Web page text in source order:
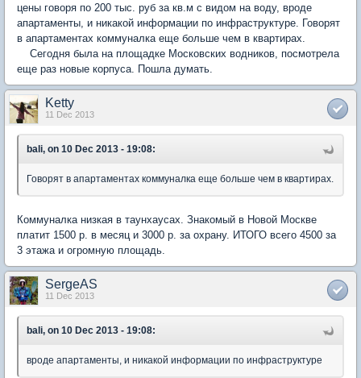
цены говоря по 200 тыс. руб за кв.м с видом на воду, вроде
апартаменты, и никакой информации по инфраструктуре. Говорят
в апартаментах коммуналка еще больше чем в квартирах.
Сегодня была на площадке Московских водников, посмотрела
еще раз новые корпуса. Пошла думать.
Ketty
11 Dec 2013
bali, on 10 Dec 2013 - 19:08:
Говорят в апартаментах коммуналка еще больше чем в квартирах.
Коммуналка низкая в таунхаусах. Знакомый в Новой Москве
платит 1500 р. в месяц и 3000 р. за охрану. ИТОГО всего 4500 за
3 этажа и огромную площадь.
SergeAS
11 Dec 2013
bali, on 10 Dec 2013 - 19:08:
вроде апартаменты, и никакой информации по инфраструктуре